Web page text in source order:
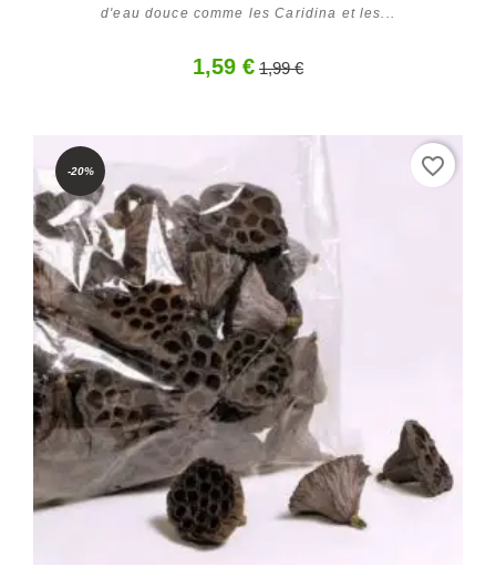
Acheter
d'eau douce comme les Caridina et les...
1,59 € 1,99 €
-20% favorite_border